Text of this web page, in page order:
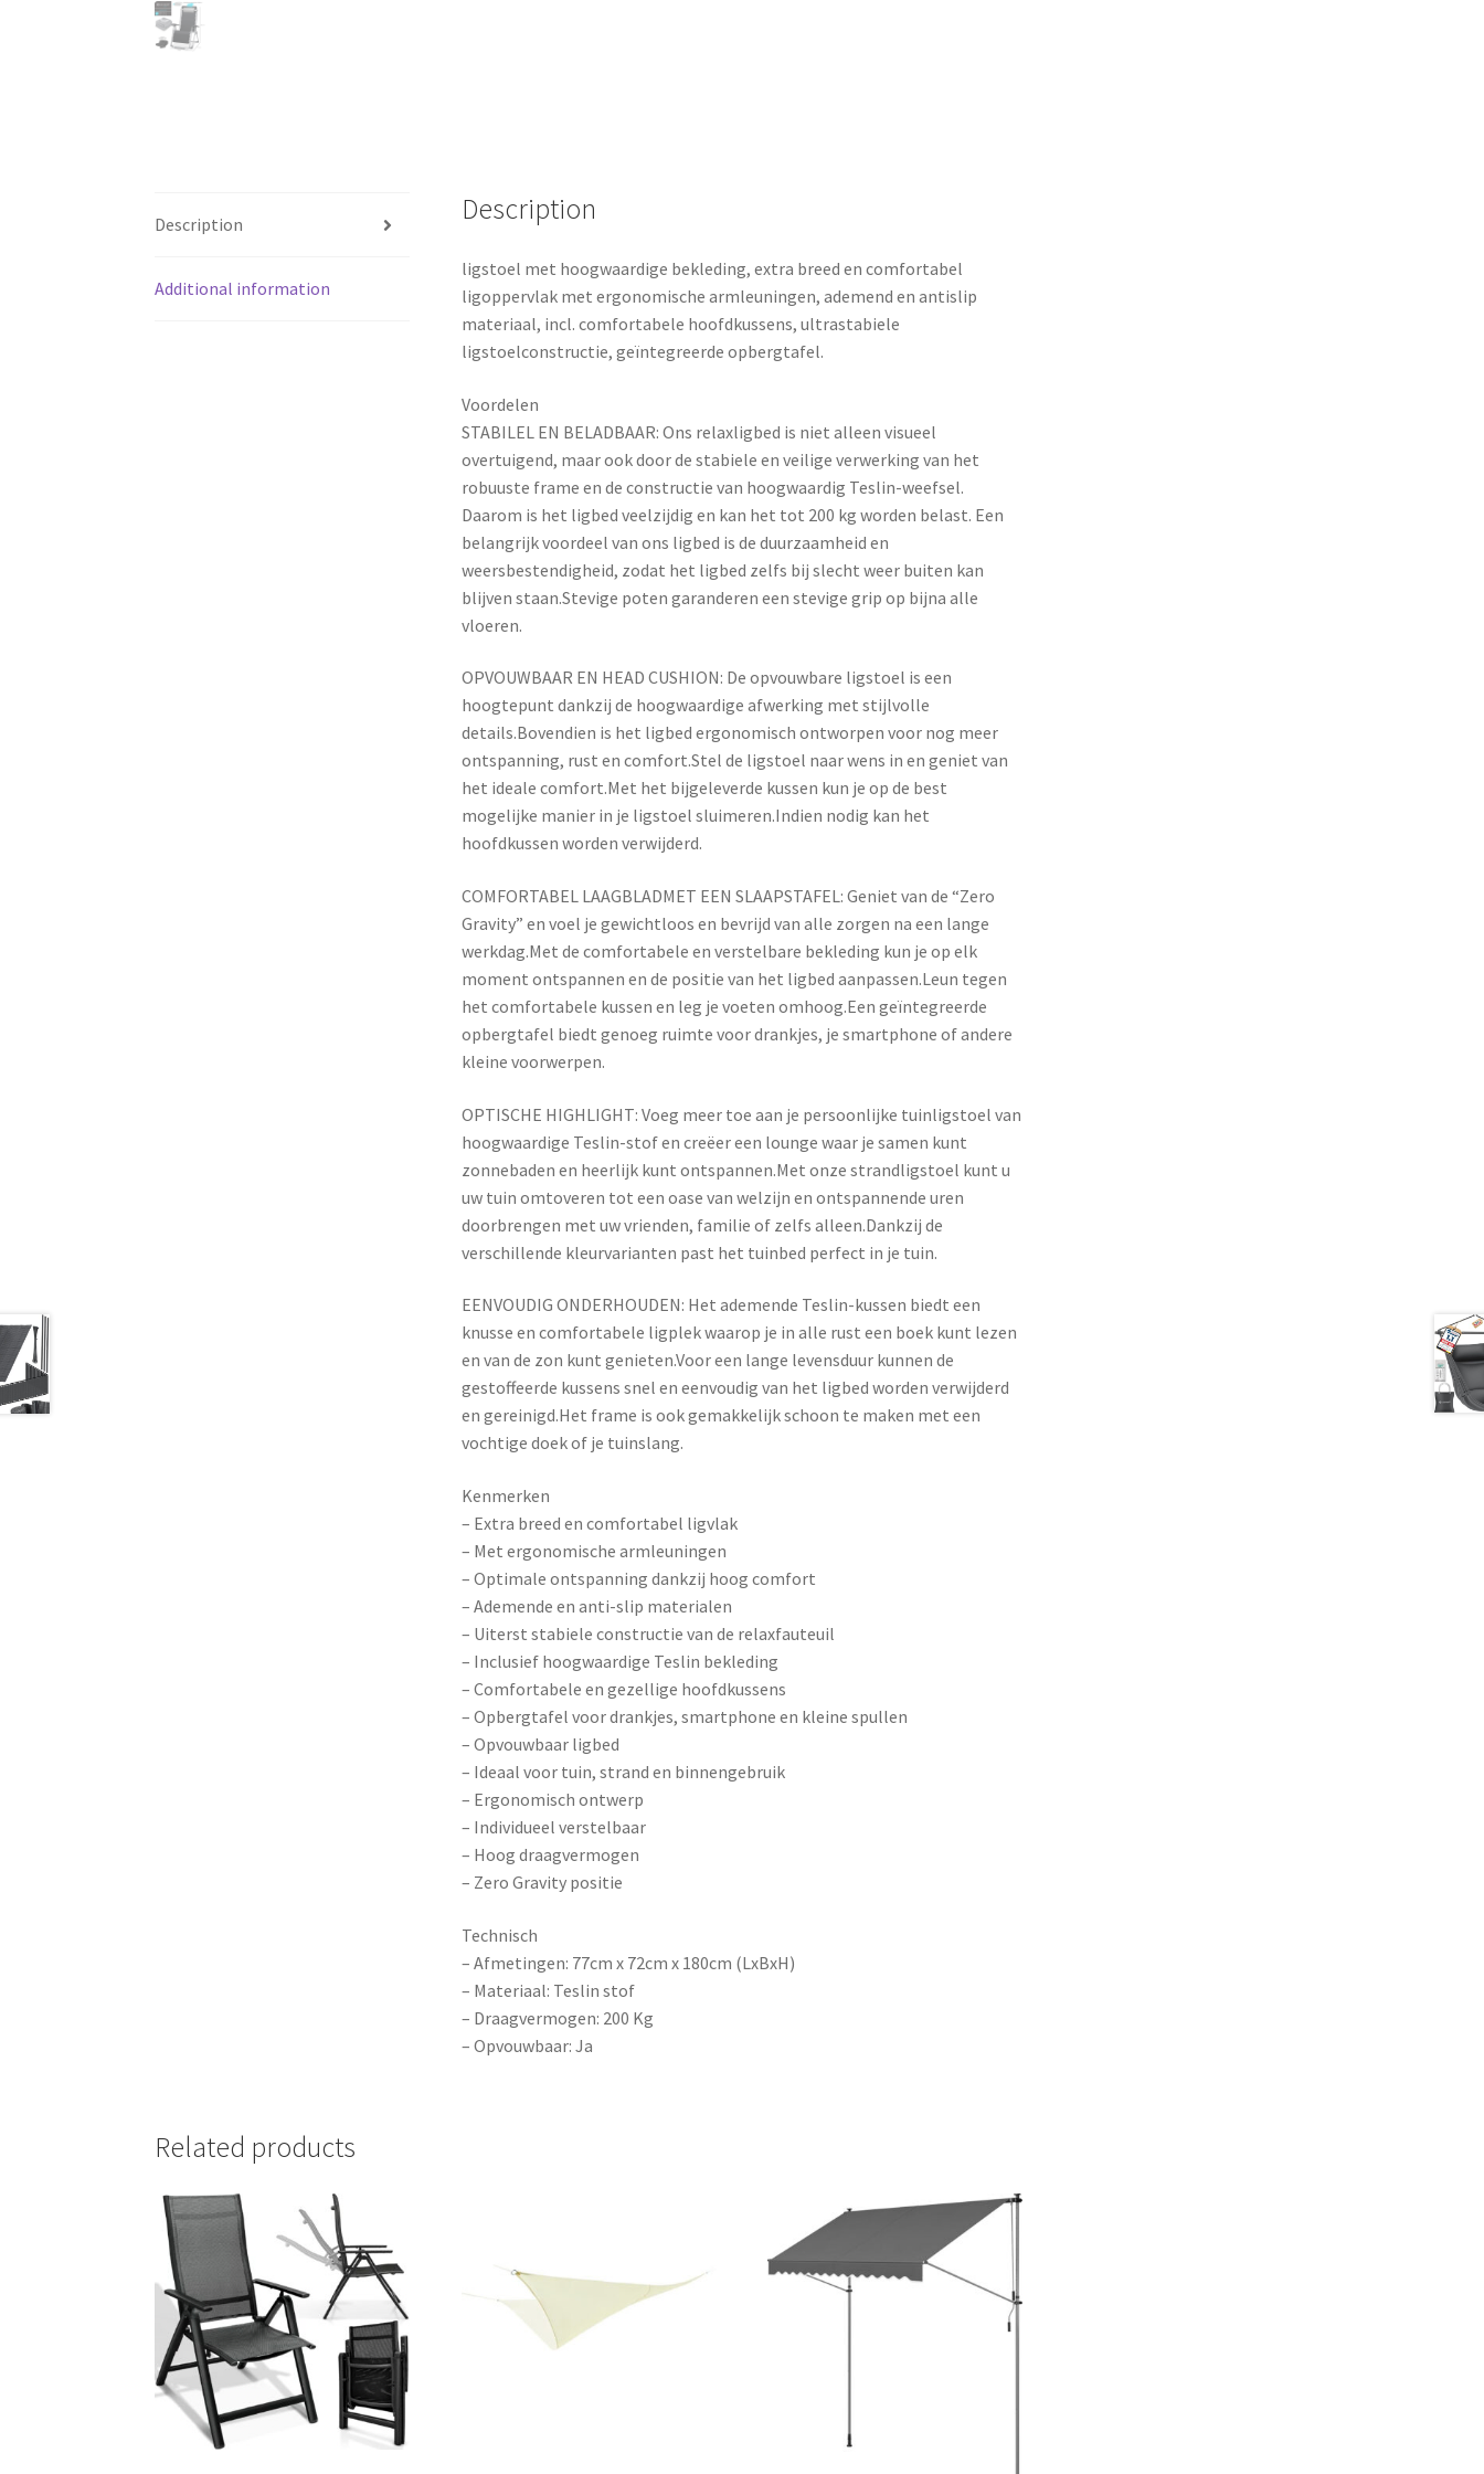
Description
Additional information
Description
ligstoel met hoogwaardige bekleding, extra breed en comfortabel
ligoppervlak met ergonomische armleuningen, ademend en antislip
materiaal, incl. comfortabele hoofdkussens, ultrastabiele
ligstoelconstructie, geïntegreerde opbergtafel.
Voordelen
STABILEL EN BELADBAAR: Ons relaxligbed is niet alleen visueel
overtuigend, maar ook door de stabiele en veilige verwerking van het
robuuste frame en de constructie van hoogwaardig Teslin-weefsel.
Daarom is het ligbed veelzijdig en kan het tot 200 kg worden belast. Een
belangrijk voordeel van ons ligbed is de duurzaamheid en
weersbestendigheid, zodat het ligbed zelfs bij slecht weer buiten kan
blijven staan.Stevige poten garanderen een stevige grip op bijna alle
vloeren.
OPVOUWBAAR EN HEAD CUSHION: De opvouwbare ligstoel is een
hoogtepunt dankzij de hoogwaardige afwerking met stijlvolle
details.Bovendien is het ligbed ergonomisch ontworpen voor nog meer
ontspanning, rust en comfort.Stel de ligstoel naar wens in en geniet van
het ideale comfort.Met het bijgeleverde kussen kun je op de best
mogelijke manier in je ligstoel sluimeren.Indien nodig kan het
hoofdkussen worden verwijderd.
COMFORTABEL LAAGBLADMET EEN SLAAPSTAFEL: Geniet van de “Zero
Gravity” en voel je gewichtloos en bevrijd van alle zorgen na een lange
werkdag.Met de comfortabele en verstelbare bekleding kun je op elk
moment ontspannen en de positie van het ligbed aanpassen.Leun tegen
het comfortabele kussen en leg je voeten omhoog.Een geïntegreerde
opbergtafel biedt genoeg ruimte voor drankjes, je smartphone of andere
kleine voorwerpen.
OPTISCHE HIGHLIGHT: Voeg meer toe aan je persoonlijke tuinligstoel van
hoogwaardige Teslin-stof en creëer een lounge waar je samen kunt
zonnebaden en heerlijk kunt ontspannen.Met onze strandligstoel kunt u
uw tuin omtoveren tot een oase van welzijn en ontspannende uren
doorbrengen met uw vrienden, familie of zelfs alleen.Dankzij de
verschillende kleurvarianten past het tuinbed perfect in je tuin.
EENVOUDIG ONDERHOUDEN: Het ademende Teslin-kussen biedt een
knusse en comfortabele ligplek waarop je in alle rust een boek kunt lezen
en van de zon kunt genieten.Voor een lange levensduur kunnen de
gestoffeerde kussens snel en eenvoudig van het ligbed worden verwijderd
en gereinigd.Het frame is ook gemakkelijk schoon te maken met een
vochtige doek of je tuinslang.
Kenmerken
– Extra breed en comfortabel ligvlak
– Met ergonomische armleuningen
– Optimale ontspanning dankzij hoog comfort
– Ademende en anti-slip materialen
– Uiterst stabiele constructie van de relaxfauteuil
– Inclusief hoogwaardige Teslin bekleding
– Comfortabele en gezellige hoofdkussens
– Opbergtafel voor drankjes, smartphone en kleine spullen
– Opvouwbaar ligbed
– Ideaal voor tuin, strand en binnengebruik
– Ergonomisch ontwerp
– Individueel verstelbaar
– Hoog draagvermogen
– Zero Gravity positie
Technisch
– Afmetingen: 77cm x 72cm x 180cm (LxBxH)
– Materiaal: Teslin stof
– Draagvermogen: 200 Kg
– Opvouwbaar: Ja
Related products